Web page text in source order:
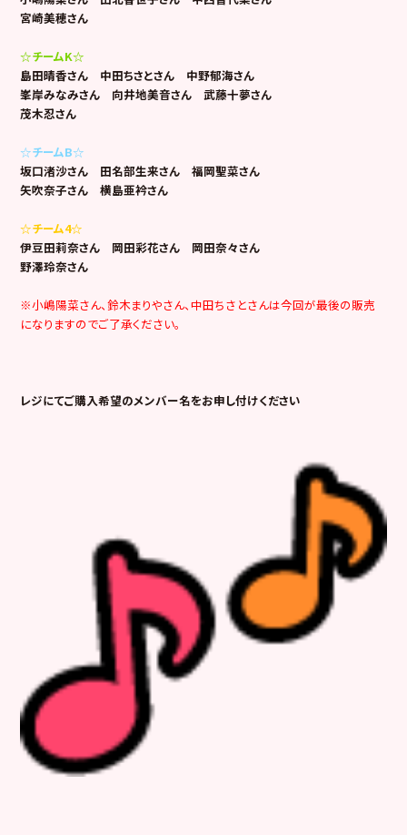
宮崎美穂さん
☆チームK☆
島田晴香さん 中田ちさとさん 中野郁海さん
峯岸みなみさん 向井地美音さん 武藤十夢さん
茂木忍さん
☆チームB☆
坂口渚沙さん 田名部生来さん 福岡聖菜さん
矢吹奈子さん 横島亜衿さん
☆チーム4☆
伊豆田莉奈さん 岡田彩花さん 岡田奈々さん
野澤玲奈さん
※小嶋陽菜さん、鈴木まりやさん、中田ちさとさんは今回が最後の販売
になりますのでご了承ください。
レジにてご購入希望のメンバー名をお申し付けください